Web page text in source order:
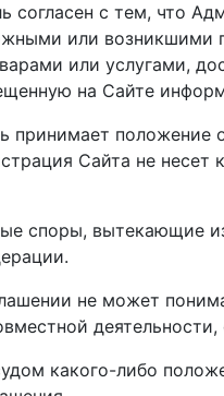
согласен с тем, что
или возникшими
или услугами,
на Сайте
принимает
Сайта не несет
споры, вытекающие
не может
какого-либо